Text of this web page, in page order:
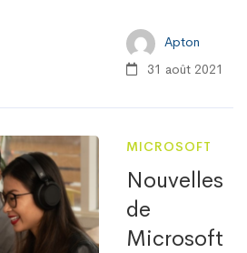
Apton
31 août 2021
MICROSOFT
Nouvelles
de
Microsoft